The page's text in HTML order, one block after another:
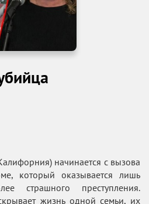
начинается с вызова
который оказывается лишь
страшного преступления.
жизнь одной семьи, их